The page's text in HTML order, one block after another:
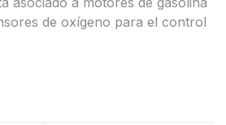
de oxígeno para el control